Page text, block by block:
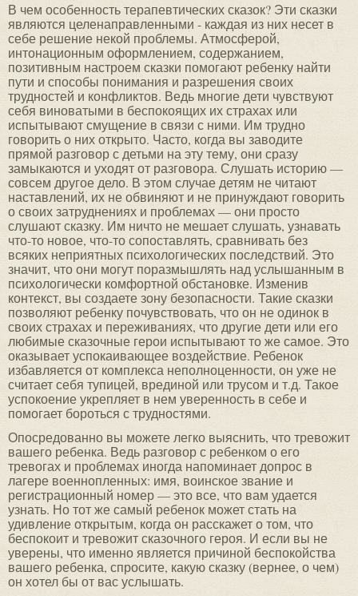
В чем особенность терапевтических сказок? Эти сказки
являются целенаправленными - каждая из них несет в
себе решение некой проблемы. Атмосферой,
интонационным оформлением, содержанием,
позитивным настроем сказки помогают ребенку найти
пути и способы понимания и разрешения своих
трудностей и конфликтов. Ведь многие дети чувствуют
себя виноватыми в беспокоящих их страхах или
испытывают смущение в связи с ними. Им трудно
говорить о них открыто. Часто, когда вы заводите
прямой разговор с детьми на эту тему, они сразу
замыкаются и уходят от разговора. Слушать историю —
совсем другое дело. В этом случае детям не читают
наставлений, их не обвиняют и не принуждают говорить
о своих затруднениях и проблемах — они просто
слушают сказку. Им ничто не мешает слушать, узнавать
что-то новое, что-то сопоставлять, сравнивать без
всяких неприятных психологических последствий. Это
значит, что они могут поразмышлять над услышанным в
психологически комфортной обстановке. Изменив
контекст, вы создаете зону безопасности. Такие сказки
позволяют ребенку почувствовать, что он не одинок в
своих страхах и переживаниях, что другие дети или его
любимые сказочные герои испытывают то же самое. Это
оказывает успокаивающее воздействие. Ребенок
избавляется от комплекса неполноценности, он уже не
считает себя тупицей, врединой или трусом и т.д. Такое
успокоение укрепляет в нем уверенность в себе и
помогает бороться с трудностями.
Опосредованно вы можете легко выяснить, что тревожит
вашего ребенка. Ведь разговор с ребенком о его
тревогах и проблемах иногда напоминает допрос в
лагере военнопленных: имя, воинское звание и
регистрационный номер — это все, что вам удается
узнать. Но тот же самый ребенок может стать на
удивление открытым, когда он расскажет о том, что
беспокоит и тревожит сказочного героя. И если вы не
уверены, что именно является причиной беспокойства
вашего ребенка, спросите, какую сказку (вернее, о чем)
он хотел бы от вас услышать.